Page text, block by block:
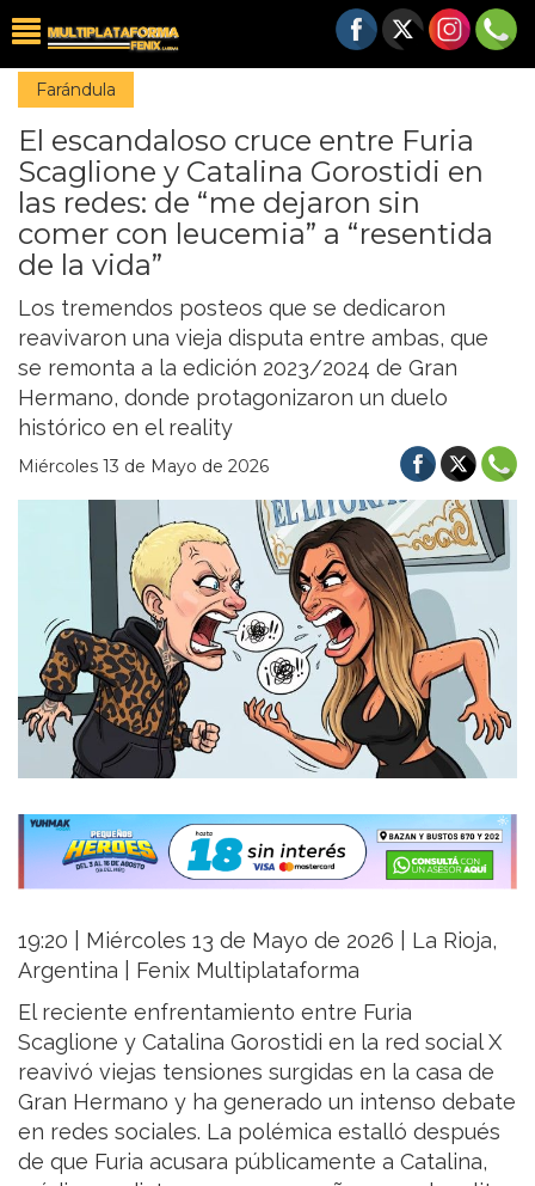
Farándula
El escandaloso cruce entre Furia
Scaglione y Catalina Gorostidi en
las redes: de “me dejaron sin
comer con leucemia” a “resentida
de la vida”
Los tremendos posteos que se dedicaron
reavivaron una vieja disputa entre ambas, que
se remonta a la edición 2023/2024 de Gran
Hermano, donde protagonizaron un duelo
histórico en el reality
Miércoles 13 de Mayo de 2026
19:20 | Miércoles 13 de Mayo de 2026 | La Rioja,
Argentina | Fenix Multiplataforma
El reciente enfrentamiento entre Furia
Scaglione y Catalina Gorostidi en la red social X
reavivó viejas tensiones surgidas en la casa de
Gran Hermano y ha generado un intenso debate
en redes sociales. La polémica estalló después
de que Furia acusara públicamente a Catalina,